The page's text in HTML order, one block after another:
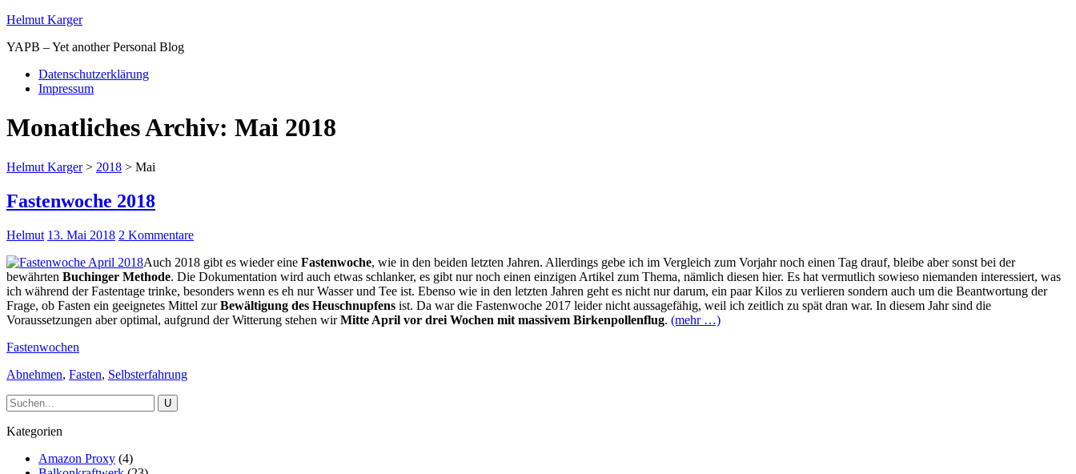
Helmut Karger
YAPB – Yet another Personal Blog
Datenschutzerklärung
Impressum
Monatliches Archiv: Mai 2018
Helmut Karger> 2018 > Mai
Fastenwoche 2018
Helmut 13. Mai 2018 2 Kommentare
Auch 2018 gibt es wieder eine Fastenwoche, wie in den beiden letzten Jahren. Allerdings gebe ich im Vergleich zum Vorjahr noch einen Tag drauf, bleibe aber sonst bei der
bewährten Buchinger Methode. Die Dokumentation wird auch etwas schlanker, es gibt nur noch einen einzigen Artikel zum Thema, nämlich diesen hier. Es hat vermutlich sowieso niemanden interessiert, was
ich während der Fastentage trinke, besonders wenn es eh nur Wasser und Tee ist. Ebenso wie in den letzten Jahren geht es nicht nur darum, ein paar Kilos zu verlieren sondern auch um die Beantwortung der
Frage, ob Fasten ein geeignetes Mittel zurBewältigung des Heuschnupfens ist. Da war die Fastenwoche 2017 leider nicht aussagefähig, weil ich zeitlich zu spät dran war. In diesem Jahr sind die
Voraussetzungen aber optimal, aufgrund der Witterung stehen wirMitte April vor drei Wochen mit massivem Birkenpollenflug. (mehr …)
Fastenwochen
Abnehmen, Fasten, Selbsterfahrung
Kategorien
Amazon Proxy (4)